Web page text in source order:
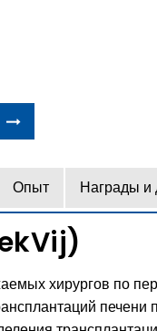
Опыт Награды и
хирургов по
печени